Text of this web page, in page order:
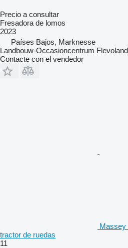
Precio a consultar
Fresadora de lomos
2023
Países Bajos, Marknesse
Landbouw-Occasioncentrum Flevoland
Contacte con el vendedor
Massey
tractor de ruedas
11